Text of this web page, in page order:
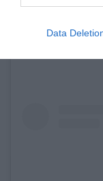
Data